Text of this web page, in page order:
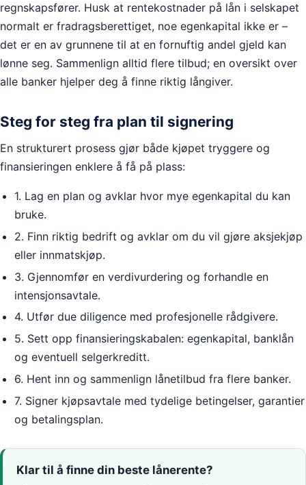
regnskapsfører. Husk at rentekostnader på lån i selskapet
normalt er fradragsberettiget, noe egenkapital ikke er –
det er en av grunnene til at en fornuftig andel gjeld kan
lønne seg. Sammenlign alltid flere tilbud; en oversikt over
alle banker hjelper deg å finne riktig långiver.
Steg for steg fra plan til signering
En strukturert prosess gjør både kjøpet tryggere og
finansieringen enklere å få på plass:
1. Lag en plan og avklar hvor mye egenkapital du kan
bruke.
2. Finn riktig bedrift og avklar om du vil gjøre aksjekjøp
eller innmatskjøp.
3. Gjennomfør en verdivurdering og forhandle en
intensjonsavtale.
4. Utfør due diligence med profesjonelle rådgivere.
5. Sett opp finansieringskabalen: egenkapital, banklån
og eventuell selgerkreditt.
6. Hent inn og sammenlign lånetilbud fra flere banker.
7. Signer kjøpsavtale med tydelige betingelser, garantier
og betalingsplan.
Klar til å finne din beste lånerente?